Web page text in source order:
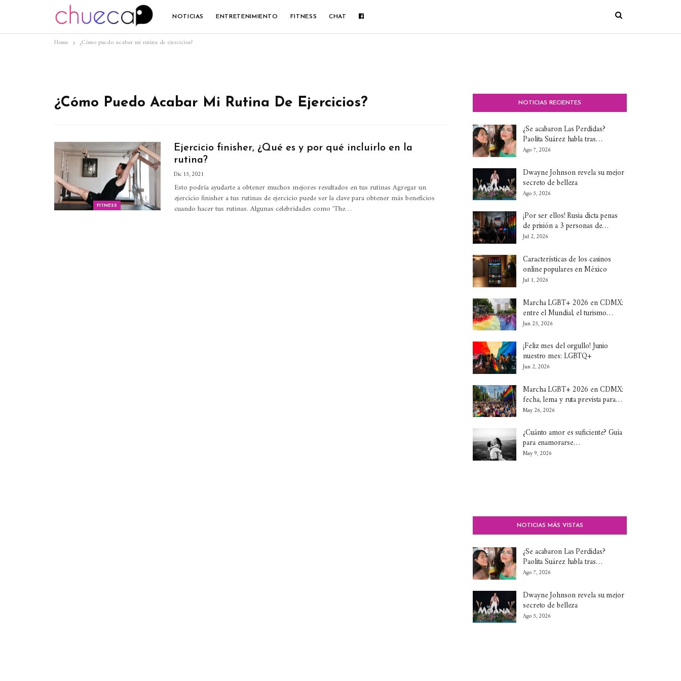
NOTICIAS ENTRETENIMIENTO FITNESS CHAT
Home ¿Cómo puedo acabar mi rutina de ejercicios?
¿Cómo Puedo Acabar Mi Rutina De Ejercicios?
FITNESS
Ejercicio finisher, ¿Qué es y por qué incluirlo en la
rutina?
Dic 15, 2021
Esto podría ayudarte a obtener muchos mejores resultados en tus rutinas Agregar un
ejercicio finisher a tus rutinas de ejercicio puede ser la clave para obtener más beneficios
cuando hacer tus rutinas. Algunas celebridades como 'The…
NOTICIAS RECIENTES
¿Se acabaron Las Perdidas?
Paolita Suárez habla tras…
Ago 7, 2026
Dwayne Johnson revela su mejor
secreto de belleza
Ago 5, 2026
¡Por ser ellos! Rusia dicta penas
de prisión a 3 personas de…
Jul 2, 2026
Características de los casinos
online populares en México
Jul 1, 2026
Marcha LGBT+ 2026 en CDMX:
entre el Mundial, el turismo…
Jun 25, 2026
¡Feliz mes del orgullo! Junio
nuestro mes: LGBTQ+
Jun 2, 2026
Marcha LGBT+ 2026 en CDMX:
fecha, lema y ruta prevista para…
May 26, 2026
¿Cuánto amor es suficiente? Guía
para enamorarse…
May 9, 2026
NOTICIAS MÁS VISTAS
¿Se acabaron Las Perdidas?
Paolita Suárez habla tras…
Ago 7, 2026
Dwayne Johnson revela su mejor
secreto de belleza
Ago 5, 2026